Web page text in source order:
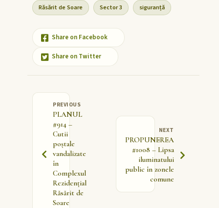
Răsărit de Soare Sector 3 siguranță
Share on Facebook
Share on Twitter
PREVIOUS
PLANUL
#914 –
Cutii
poștale
vandalizate
în
Complexul
Rezidențial
Răsărit de
Soare
NEXT
PROPUNEREA
#1008 – Lipsa
iluminatului
public în zonele
comune